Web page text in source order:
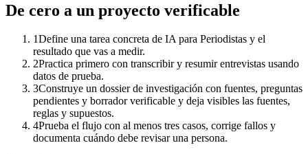
De cero a un proyecto verificable
1Define una tarea concreta de IA para Periodistas y el
resultado que vas a medir.
2Practica primero con transcribir y resumir entrevistas usando
datos de prueba.
3Construye un dossier de investigación con fuentes, preguntas
pendientes y borrador verificable y deja visibles las fuentes,
reglas y supuestos.
4Prueba el flujo con al menos tres casos, corrige fallos y
documenta cuándo debe revisar una persona.